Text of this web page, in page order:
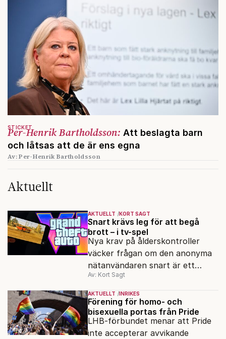
Per-Henrik Bartholdsson: Att beslagta barn
och låtsas att de är ens egna
STICKET
Av: Per-Henrik Bartholdsson
Aktuellt
AKTUELLT KORT SAGT
Snart krävs leg för att begå
brott – i tv-spel
Nya krav på ålderskontroller
väcker frågan om den anonyma
nätanvändaren snart är ett
minne blott.
Av: Kort Sagt
AKTUELLT INRIKES
Förening för homo- och
bisexuella portas från Pride
LHB-förbundet menar att Pride
inte accepterar avvikande